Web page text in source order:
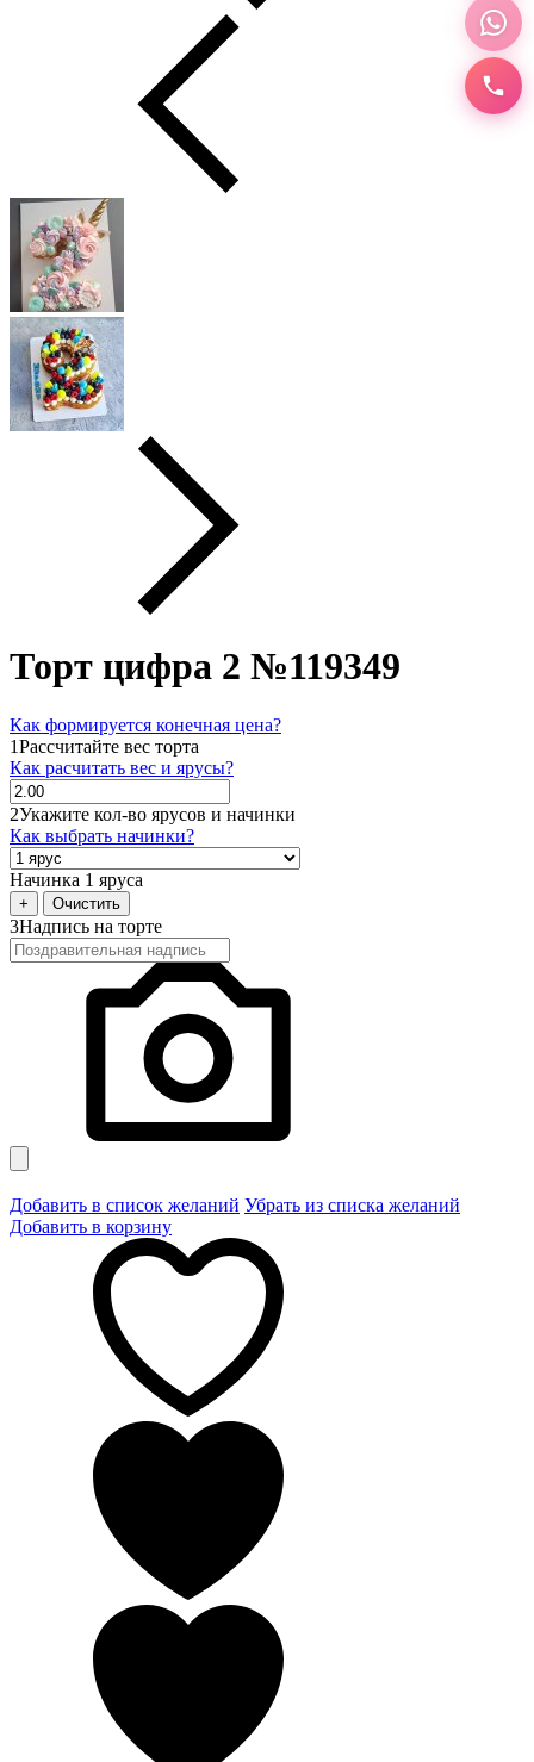
Торт цифра 2 №119349
Как формируется конечная цена?
1Рассчитайте вес торта
Как расчитать вес и ярусы?
2Укажите кол-во ярусов и начинки
Как выбрать начинки?
Начинка 1 яруса
+ Очистить
3Надпись на торте
Добавить в список желаний Убрать из списка желаний
Добавить в корзину